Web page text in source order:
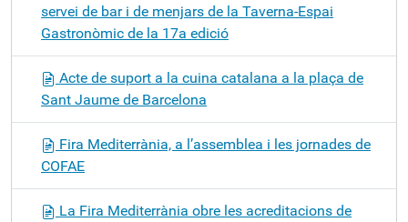
servei de bar i de menjars de la Taverna-Espai
Gastronòmic de la 17a edició
Acte de suport a la cuina catalana a la plaça de
Sant Jaume de Barcelona
Fira Mediterrània, a l’assemblea i les jornades de
COFAE
La Fira Mediterrània obre les acreditacions de